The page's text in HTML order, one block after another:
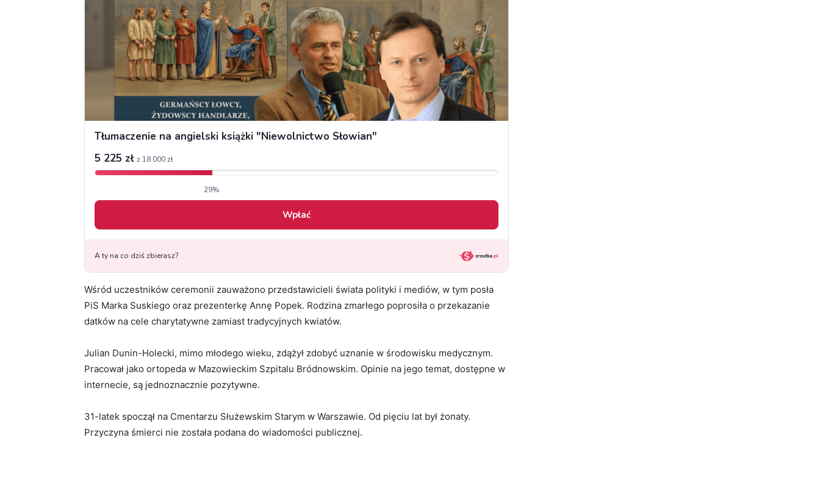
Wśród uczestników ceremonii zauważono przedstawicieli świata polityki i mediów, w tym posła
PiS Marka Suskiego oraz prezenterkę Annę Popek. Rodzina zmarłego poprosiła o przekazanie
datków na cele charytatywne zamiast tradycyjnych kwiatów.
Julian Dunin-Holecki, mimo młodego wieku, zdążył zdobyć uznanie w środowisku medycznym.
Pracował jako ortopeda w Mazowieckim Szpitalu Bródnowskim. Opinie na jego temat, dostępne w
internecie, są jednoznacznie pozytywne.
31-latek spoczął na Cmentarzu Służewskim Starym w Warszawie. Od pięciu lat był żonaty.
Przyczyna śmierci nie została podana do wiadomości publicznej.